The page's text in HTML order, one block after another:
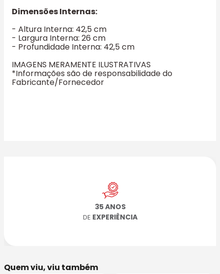
Dimensões Internas:
- Altura Interna: 42,5 cm
- Largura Interna: 26 cm
- Profundidade Interna: 42,5 cm
IMAGENS MERAMENTE ILUSTRATIVAS
*Informações são de responsabilidade do
Fabricante/Fornecedor
35 ANOS
DE EXPERIÊNCIA
Quem viu, viu também